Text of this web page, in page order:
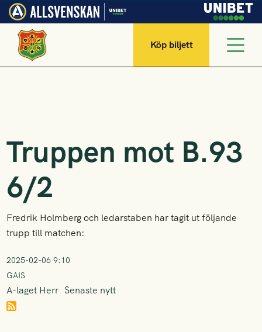
Köp biljett
Truppen mot B.93
6/2
Fredrik Holmberg och ledarstaben har tagit ut följande
trupp till matchen:
2025-02-06 9:10
GAIS
A-laget Herr Senaste nytt